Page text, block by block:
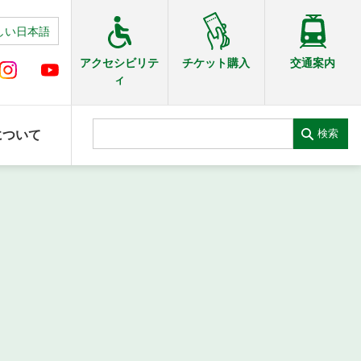
い日本語
アクセシビリテ
ィ
チケット購入 交通案内
いて 検索